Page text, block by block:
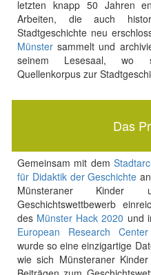
letzten knapp 50 Jahren
Arbeiten, die auch
Stadtgeschichte neu
Münstersammelt und
seinem Lesesaal, wo
Quellenkorpus zur
Das
Gemeinsam mit dem
für Didaktik der Geschichte
Münsteraner Kinder
Geschichtswettbewerb
des Münster Hack 2020 und
European Research
wurde so eine einzigartige
wie sich Münsteraner